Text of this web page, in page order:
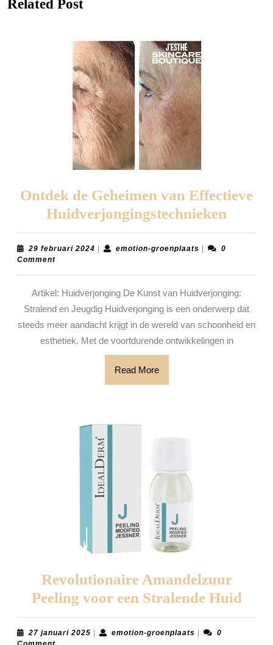
post:
Related Post
Ontdek de Geheimen van Effectieve
Huidverjongingstechnieken
de
29 februari 2024 29
| emotion-groenplaatsemotion-
|
0
Comment
Artikel: Huidverjonging De Kunst van Huidverjonging:
Stralend en Jeugdig Huidverjonging is een onderwerp dat
steeds meer aandacht krijgt in de wereld van schoonheid en
esthetiek. Met de voortdurende ontwikkelingen in
Read MoreRead
More
Revolutionaire Amandelzuur
Peeling voor een Stralende Huid
27 januari 2025 27
| emotion-groenplaatsemotion-
|
0